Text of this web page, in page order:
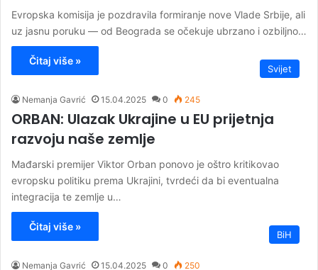
Evropska komisija je pozdravila formiranje nove Vlade Srbije, ali
uz jasnu poruku — od Beograda se očekuje ubrzano i ozbiljno…
Čitaj više »
Svijet
Nemanja Gavrić 15.04.2025 0 245
ORBAN: Ulazak Ukrajine u EU prijetnja
razvoju naše zemlje
Mađarski premijer Viktor Orban ponovo je oštro kritikovao
evropsku politiku prema Ukrajini, tvrdeći da bi eventualna
integracija te zemlje u…
Čitaj više »
BiH
Nemanja Gavrić 15.04.2025 0 250